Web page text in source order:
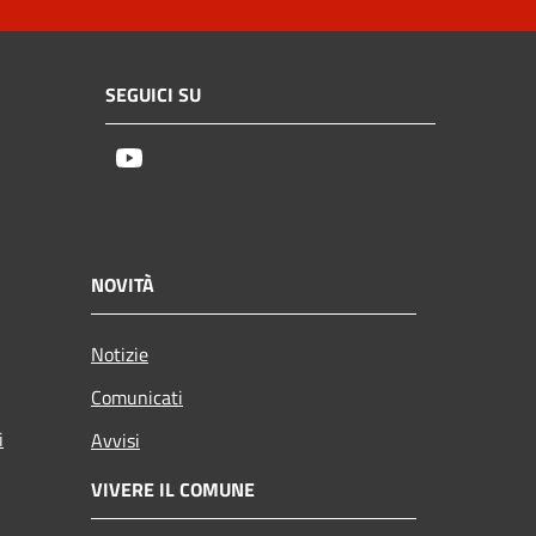
SEGUICI SU
NOVITÀ
Notizie
Comunicati
Avvisi
VIVERE IL COMUNE